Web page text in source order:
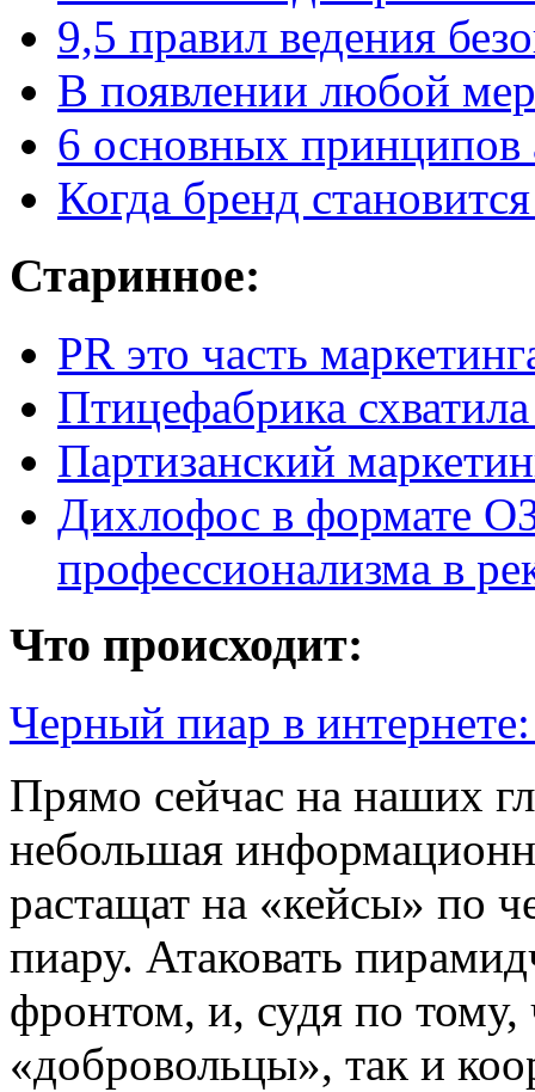
9,5 правил ведения
В появлении любой
6 основных принципов
Когда бренд
Старинное:
PR это часть
Птицефабрика
Партизанский
Дихлофос в формате
профессионализма в
Что происходит:
Черный пиар в
Прямо сейчас на наших
небольшая
растащат на «кейсы» по
пиару. Атаковать
фронтом, и, судя по тому,
«добровольцы», так и